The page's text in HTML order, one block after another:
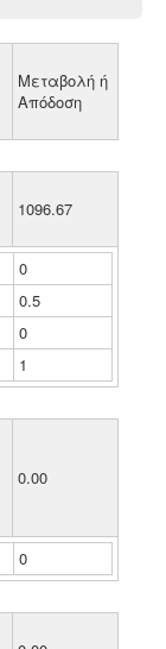
Μεταβολή ή
Απόδοση
1096.67
0
0.5
0
1
0.00
0